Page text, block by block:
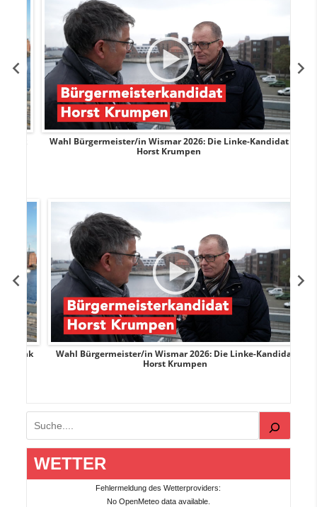
Wahl Bürgermeister/in Wismar 2026: Die Linke-Kandidat
Horst Krumpen
Wahl Bürgermeister/in Wismar 2026: Die Linke-Kandidat
Horst Krumpen
Suchen
WETTER
Fehlermeldung des Wetterproviders:
No OpenMeteo data available.